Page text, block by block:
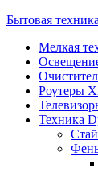
Бытовая техника
Мелкая
Роутеры
Техника